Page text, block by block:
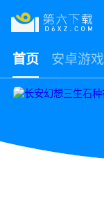
首页 安卓游戏